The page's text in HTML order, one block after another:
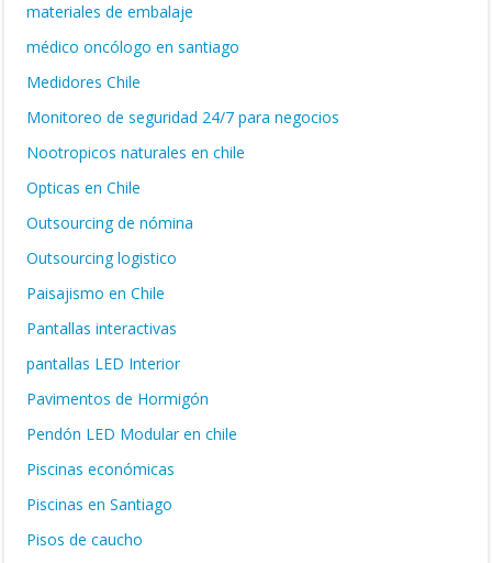
materiales de embalaje
médico oncólogo en santiago
Medidores Chile
Monitoreo de seguridad 24/7 para negocios
Nootropicos naturales en chile
Opticas en Chile
Outsourcing de nómina
Outsourcing logistico
Paisajismo en Chile
Pantallas interactivas
pantallas LED Interior
Pavimentos de Hormigón
Pendón LED Modular en chile
Piscinas económicas
Piscinas en Santiago
Pisos de caucho